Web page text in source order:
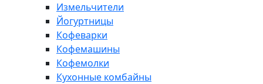
Измельчители
Йогуртницы
Кофеварки
Кофемашины
Кофемолки
Кухонные комбайны